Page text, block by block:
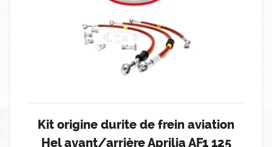
Kit origine durite de frein aviation
Hel avant/arrière Aprilia AF1 125